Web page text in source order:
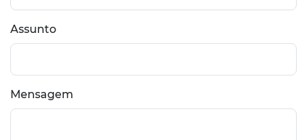
Assunto
Mensagem